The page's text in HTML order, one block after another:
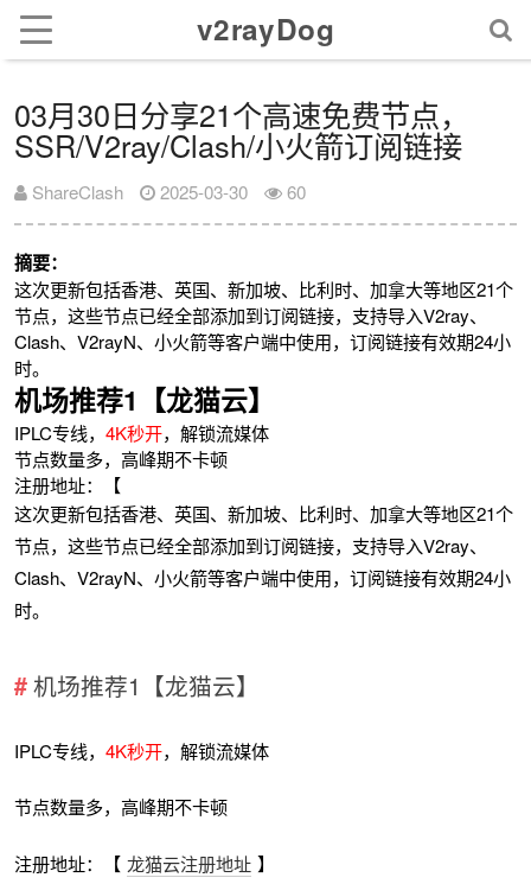
v2rayDog
03月30日分享21个高速免费节点，
SSR/V2ray/Clash/小火箭订阅链接
ShareClash 2025-03-30 60
摘要：
这次更新包括香港、英国、新加坡、比利时、加拿大等地区21个
节点，这些节点已经全部添加到订阅链接，支持导入V2ray、
Clash、V2rayN、小火箭等客户端中使用，订阅链接有效期24小
时。
机场推荐1【龙猫云】
IPLC专线，4K秒开，解锁流媒体
节点数量多，高峰期不卡顿
注册地址：【
这次更新包括香港、英国、新加坡、比利时、加拿大等地区21个
节点，这些节点已经全部添加到订阅链接，支持导入V2ray、
Clash、V2rayN、小火箭等客户端中使用，订阅链接有效期24小
时。
机场推荐1【龙猫云】
IPLC专线，4K秒开，解锁流媒体
节点数量多，高峰期不卡顿
注册地址：【 龙猫云注册地址 】